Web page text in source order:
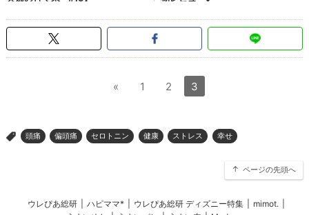
« 1 2 3
> 頭痛 偏頭痛 セロトニン 健康 ストレス 幸せ
ページの先頭へ
ウレぴあ総研 ハピママ* ウレぴあ総研 ディズニー特集 mimot.